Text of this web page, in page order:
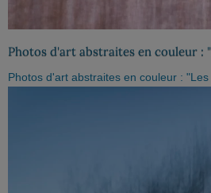
Photos d'art abstraites en couleur :
Photos d'art abstraites en couleur :